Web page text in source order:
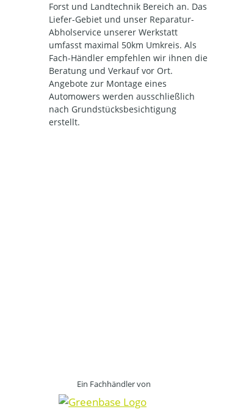
Forst und Landtechnik Bereich an. Das
Liefer-Gebiet und unser Reparatur-
Abholservice unserer Werkstatt
umfasst maximal 50km Umkreis. Als
Fach-Händler empfehlen wir ihnen die
Beratung und Verkauf vor Ort.
Angebote zur Montage eines
Automowers werden ausschließlich
nach Grundstücksbesichtigung
erstellt.
Ein Fachhändler von